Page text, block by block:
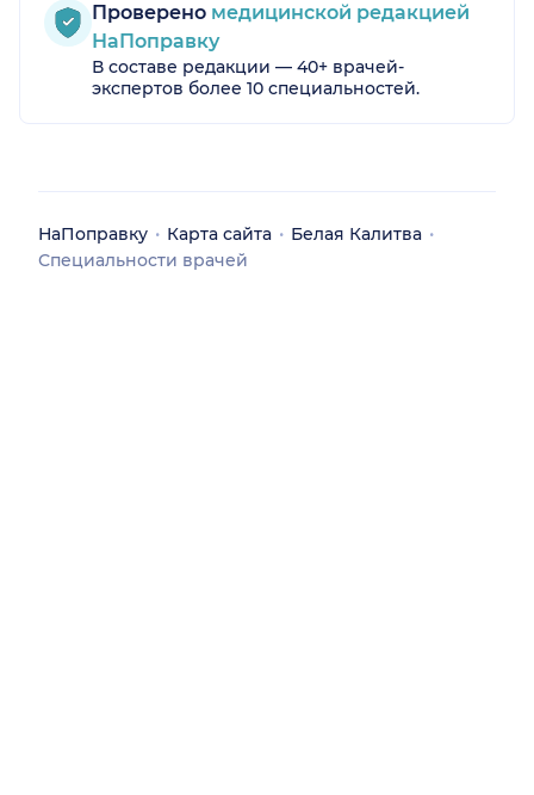
Проверено медицинской редакцией
НаПоправку
В составе редакции — 40+ врачей-
экспертов более 10 специальностей.
НаПоправку Карта сайта
Белая Калитва
Специальности врачей